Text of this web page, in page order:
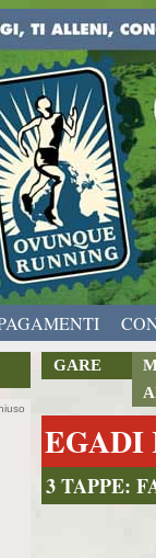
GARE
EGADI
3 TAPPE: